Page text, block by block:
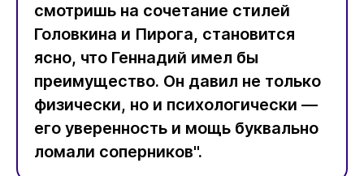
смотришь на сочетание стилей
Головкина и Пирога, становится
ясно, что Геннадий имел бы
преимущество. Он давил не только
физически, но и психологически —
его уверенность и мощь буквально
ломали соперников".